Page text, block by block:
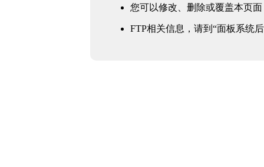
您可以修改、删除或覆盖本页面
FTP相关信息，请到“面板系统